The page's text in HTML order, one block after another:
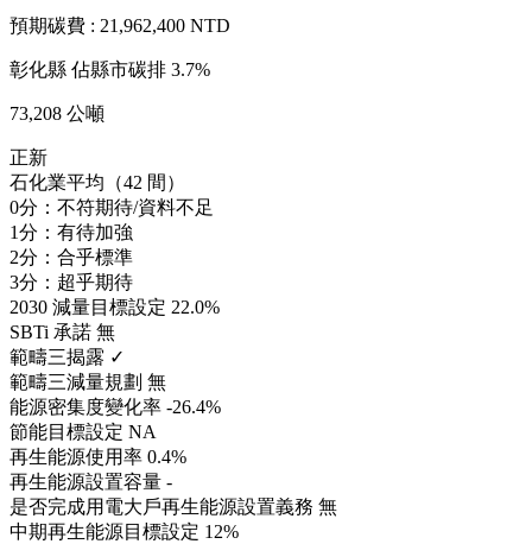
預期碳費 : 21,962,400 NTD
彰化縣 佔縣市碳排 3.7%
73,208 公噸
正新
石化業平均（42 間）
0分：不符期待/資料不足
1分：有待加強
2分：合乎標準
3分：超乎期待
2030 減量目標設定 22.0%
SBTi 承諾 無
範疇三揭露 ✓
範疇三減量規劃 無
能源密集度變化率 -26.4%
節能目標設定 NA
再生能源使用率 0.4%
再生能源設置容量 -
是否完成用電大戶再生能源設置義務 無
中期再生能源目標設定 12%